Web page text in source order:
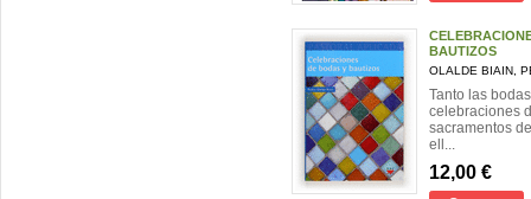
BAUTIZOS
OLALDE BIAIN,
Tanto las
celebraciones
sacramentos
ell...
12,00 €